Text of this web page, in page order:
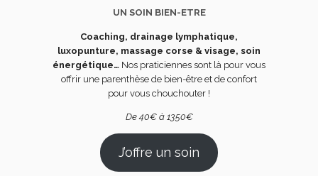
UN SOIN BIEN-ETRE
Coaching, drainage lymphatique,
luxopunture, massage corse & visage, soin
énergétique… Nos praticiennes sont là pour vous
offrir une parenthèse de bien-être et de confort
pour vous chouchouter !
De 40€ à 1350€
J’offre un soin